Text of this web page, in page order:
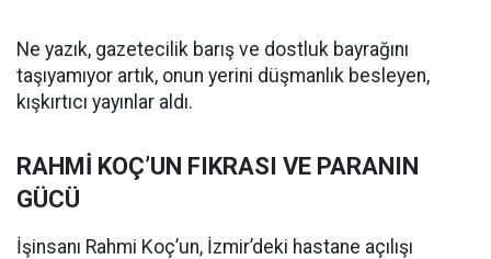
Ne yazık, gazetecilik barış ve dostluk bayrağını
taşıyamıyor artık, onun yerini düşmanlık besleyen,
kışkırtıcı yayınlar aldı.
RAHMİ KOÇ’UN FIKRASI VE PARANIN
GÜCÜ
İşinsanı Rahmi Koç’un, İzmir’deki hastane açılışı